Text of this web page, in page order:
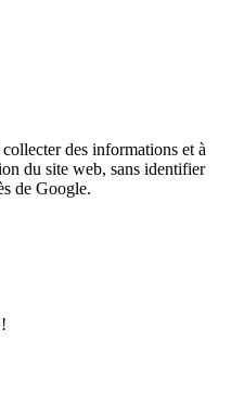
des informations et à
du site web, sans identifier
de Google.